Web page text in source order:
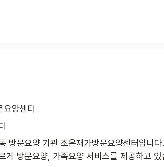
요양센터
방문요양 기관 조은재가방문요양센터입니다.
게 방문요양, 가족요양 서비스를 제공하고